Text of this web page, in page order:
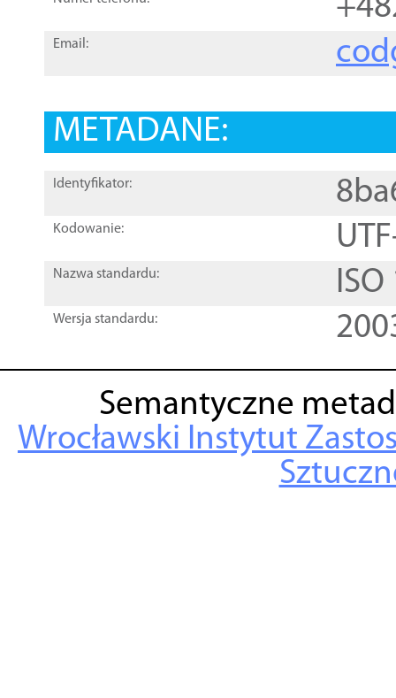
Email:
METADANE:
Identyfikator:
Kodowanie:
Nazwa standardu:
Wersja standardu:
Semantyczne
Wrocławski Instytut